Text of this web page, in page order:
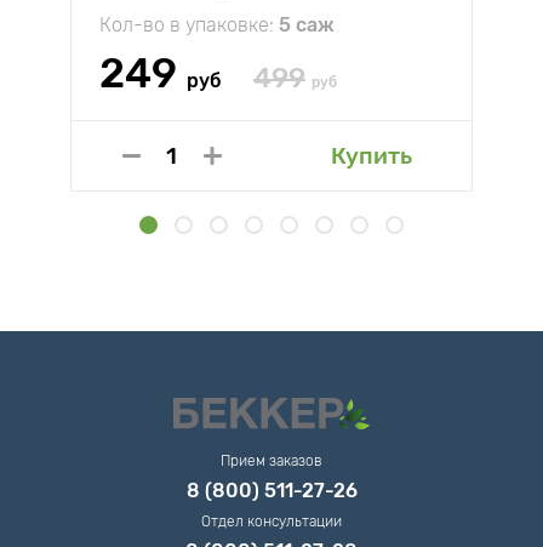
Кол-во в упаковке: 5 саж
249 руб 499 руб
Купить
Прием заказов
8 (800) 511-27-26
Отдел консультации